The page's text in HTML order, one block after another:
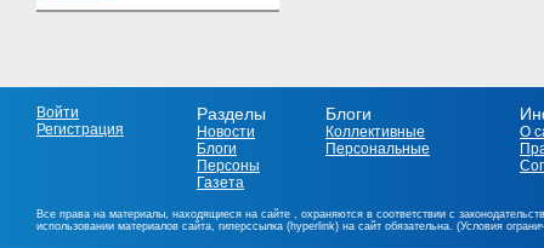
Войти
Регистрация
Разделы
Новости
Блоги
Персоны
Газета
Блоги
Коллективные
Персональные
О
Все права на материалы, находящиеся на сайте , охраняются в соответствии с
использовании материалов сайта, гиперссылка (hyperlink) на сайт обязательна. (Условия